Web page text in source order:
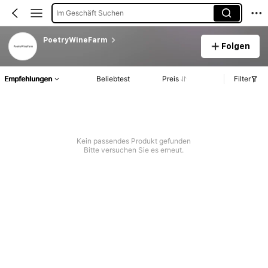
Im Geschäft Suchen
PoetryWineFarm
Folgen
Empfehlungen Beliebtest Preis Filter
Kein passendes Produkt gefunden
Bitte versuchen Sie es erneut.